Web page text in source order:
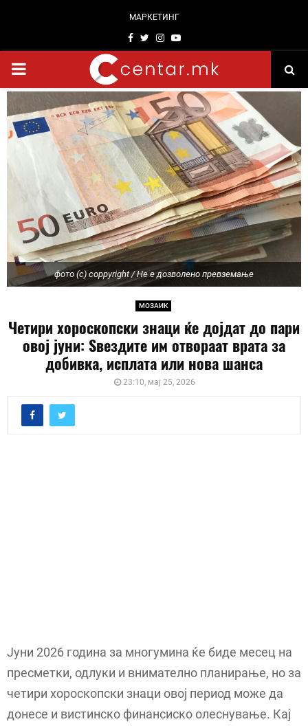
МАРКЕТИНГ
Facebook
TwitterInstagram
Youtube
PRIMARY
MENU
фото (c) coppyright / Не е дозволено превземање
МОЗАИК
Четири хороскопски знаци ќе дојдат до пари
овој јуни: Ѕвездите им отвораат врата за
добивка, исплата или нова шанса
23:10, мај 25, 2026
Јуни 2026 година за многумина ќе биде месец на
пресметки, одлуки и внимателно планирање, но за
четири хороскопски знаци овој период може да
донесе и вистинско финансиско олеснување. Кај